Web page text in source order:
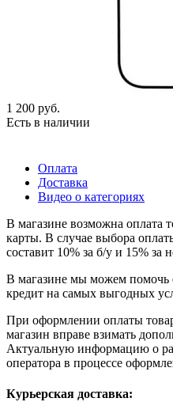
1 200 руб.
Есть в наличии
Оплата
Доставка
Видео о категориях
В магазине возможна
карты. В случае выбора
составит 10% за б/у и 15% за
В магазине мы можем помочь
кредит на самых выгодных
При оформлении оплаты
магазин вправе взимать
Актуальную информацию о
оператора в процессе
Курьерская доставка: